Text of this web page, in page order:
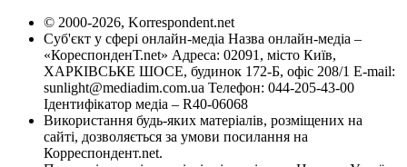
© 2000-2026, Korrespondent.net
Суб'єкт у сфері онлайн-медіа Назва онлайн-медіа –
«КореспонденТ.net» Адреса: 02091, місто Київ,
ХАРКІВСЬКЕ ШОСЕ, будинок 172-Б, офіс 208/1 E-mail:
sunlight@mediadim.com.ua Телефон: 044-205-43-00
Ідентифікатор медіа – R40-06068
Використання будь-яких матеріалів, розміщених на
сайті, дозволяється за умови посилання на
Корреспондент.net.